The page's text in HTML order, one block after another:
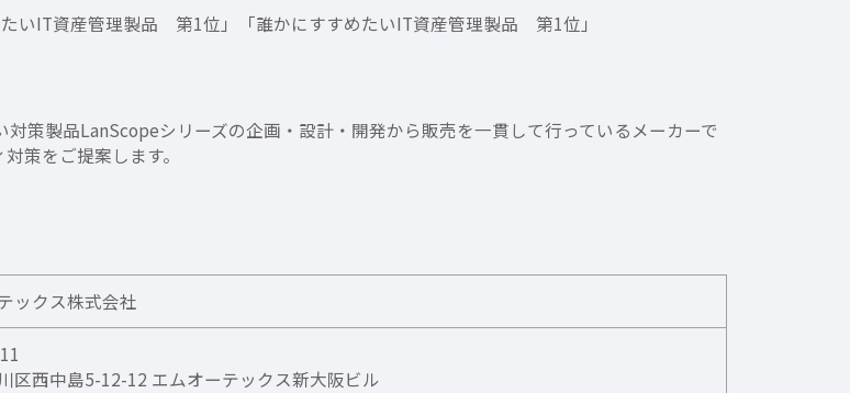
いIT資産管理製品 第1位」「誰かにすすめたいIT資産管理製品 第1位」
策製品LanScopeシリーズの企画・設計・開発から販売を一貫して行っているメーカーで
策をご提案します。
ックス株式会社
区西中島5-12-12 エムオーテックス新大阪ビル